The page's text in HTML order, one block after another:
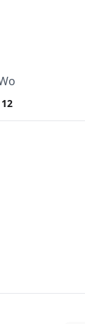
12